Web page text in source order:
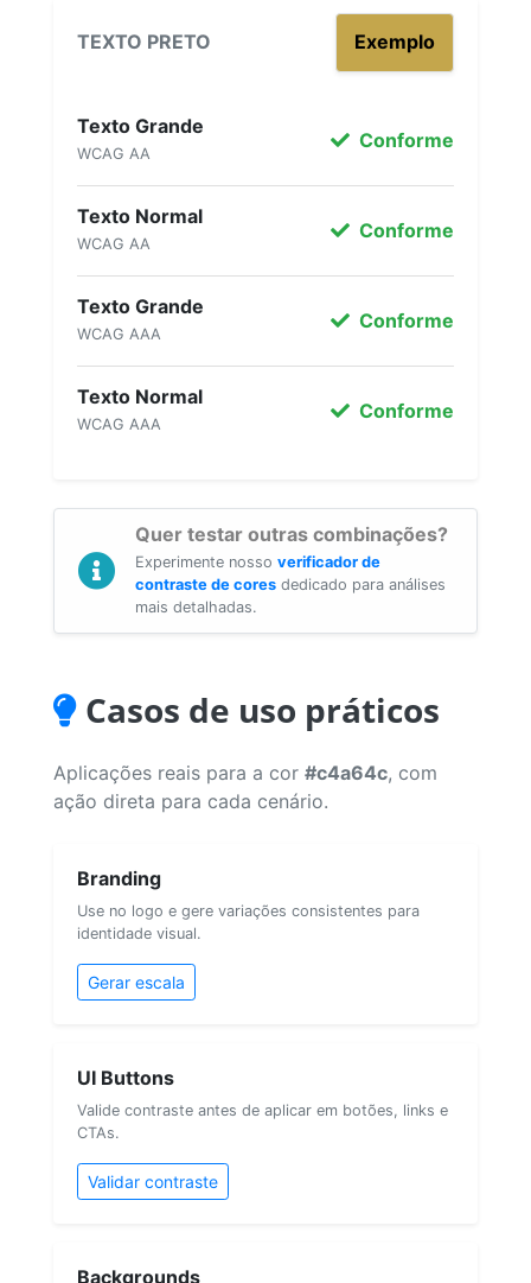
TEXTO PRETO Exemplo
Texto Grande
WCAG AA
Conforme
Texto Normal
WCAG AA
Conforme
Texto Grande
WCAG AAA
Conforme
Texto Normal
WCAG AAA
Conforme
Quer testar outras combinações?
Experimente nosso verificador de
contraste de cores dedicado para análises
mais detalhadas.
Casos de uso práticos
Aplicações reais para a cor #c4a64c, com
ação direta para cada cenário.
Branding
Use no logo e gere variações consistentes para
identidade visual.
Gerar escala
UI Buttons
Valide contraste antes de aplicar em botões, links e
CTAs.
Validar contraste
Backgrounds